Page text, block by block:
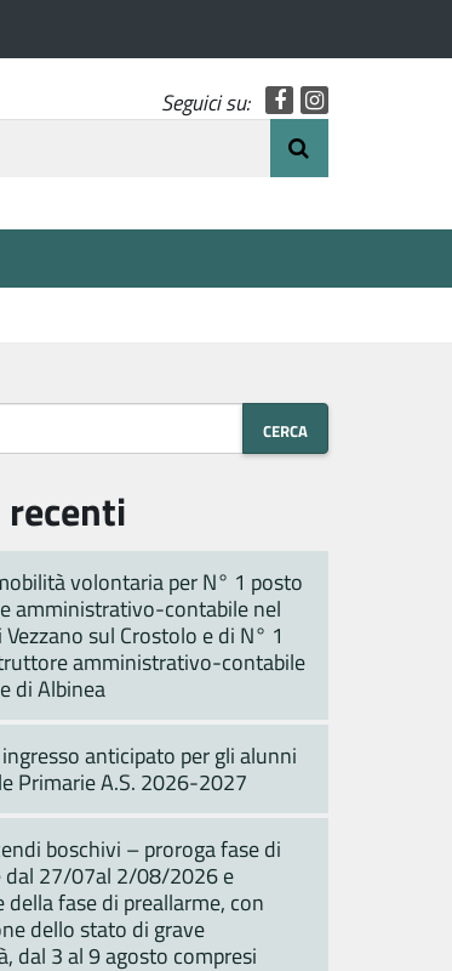
Seguici su: Facebook
volontaria per N° 1 posto
amministrativo-contabile nel
sul Crostolo e di N° 1
amministrativo-contabile
di Albinea
anticipato per gli alunni
Primarie A.S. 2026-2027
boschivi – proroga fase di
dal 27/07al 2/08/2026 e
fase di preallarme, con
dello stato di grave
dal 3 al 9 agosto compresi